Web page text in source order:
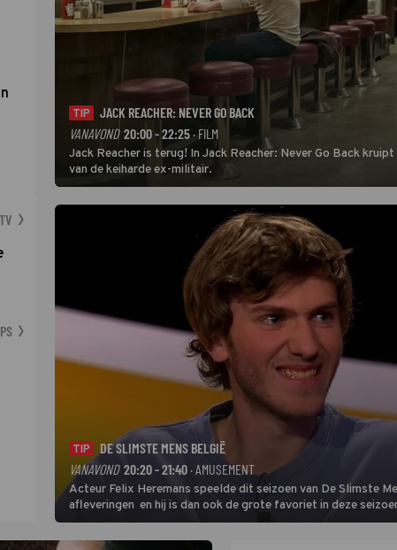
TIP
JACK REACHER: NEVER GO BACK
VANAVOND 20:00 - 22:25· FILM
Jack Reacher is terug! In Jack Reacher: Never Go Back kruipt
van de keiharde ex-militair.
TIP
DE SLIMSTE MENS BELGIË
VANAVOND 20:20 - 21:40 · AMUSEMENT
Acteur Felix Heremans speelde dit seizoen van De Slimste
afleveringen en hij is dan ook de grote favoriet in deze
inbreng, want komiek Soundos El Ahmadi neemt plaats aan